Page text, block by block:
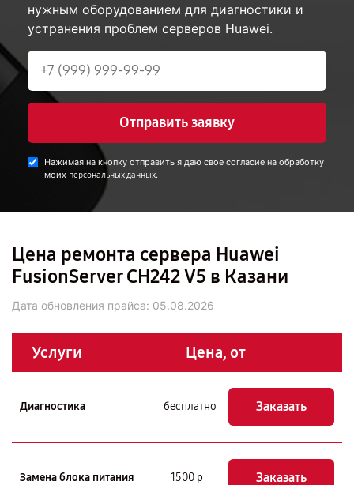
нужным оборудованием для диагностики и
устранения проблем серверов Huawei.
Отправить заявку
Нажимая на кнопку отправить я даю свое согласие на обработку
моих персональных данных.
Цена ремонта сервера Huawei
FusionServer CH242 V5 в Казани
Дата обновления прайса: 05.08.2026
Услуги Цена, от
Диагностика бесплатно Заказать
Замена блока питания 1500 р Заказать